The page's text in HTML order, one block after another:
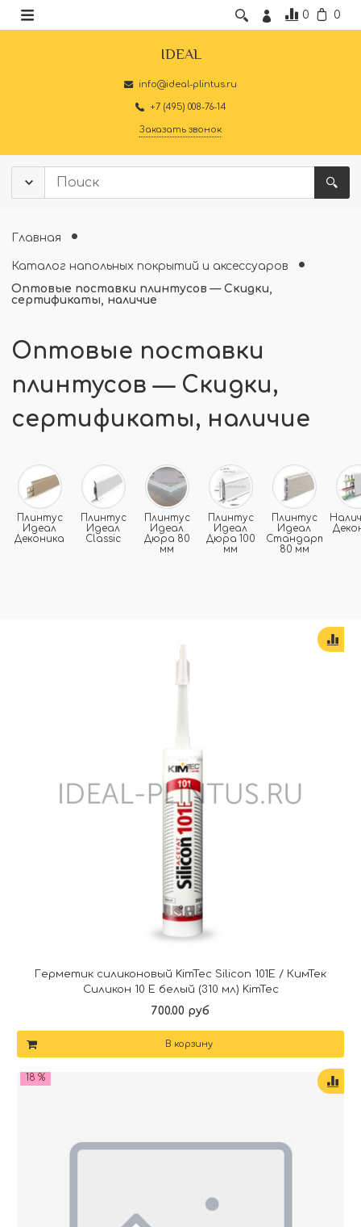
0 0
IDEAL
info@ideal-plintus.ru
+7 (495) 008-76-14
Заказать звонок
Главная
Каталог напольных покрытий и аксессуаров
Оптовые поставки плинтусов — Скидки,
сертификаты, наличие
Оптовые поставки
плинтусов — Скидки,
сертификаты, наличие
Плинтус
Идеал
Деконика
Плинтус
Идеал
Classic
Плинтус
Идеал
Дюра 80
мм
Плинтус
Идеал
Дюра 100
мм
Плинтус
Идеал
Стандарт
80 мм
Герметик силиконовый KimTec Silicon 101E / КимТек
Силикон 10 Е белый (310 мл) KimTec
700.00 руб
В корзину
18 %